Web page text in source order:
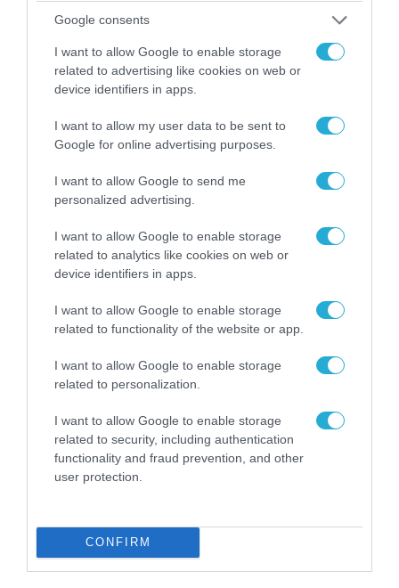
Google consents
I want to allow Google to enable storage
related to advertising like cookies on web or
device identifiers in apps.
I want to allow my user data to be sent to
Google for online advertising purposes.
I want to allow Google to send me
personalized advertising.
I want to allow Google to enable storage
related to analytics like cookies on web or
device identifiers in apps.
I want to allow Google to enable storage
related to functionality of the website or app.
I want to allow Google to enable storage
related to personalization.
I want to allow Google to enable storage
related to security, including authentication
functionality and fraud prevention, and other
user protection.
CONFIRM
04.08.2026 | 15:02
Αυτή την ώρα το τελευταίο «αντίο» στον πρώην
υπουργό Ι.Βαρβιτσιώτη (φωτο)
04.08.2026 | 13:02
Η ανακοίνωση του Πανελλήνιου Σωματείου